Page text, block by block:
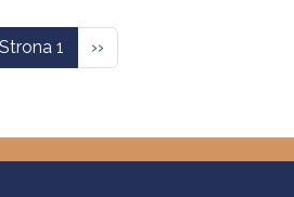
Strona 1 Następna strona
››